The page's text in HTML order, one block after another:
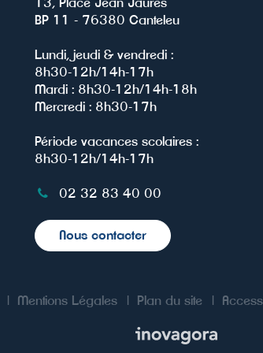
13, Place Jean Jaurès
BP 11 - 76380 Canteleu
Lundi, jeudi & vendredi :
8h30-12h/14h-17h
Mardi : 8h30-12h/14h-18h
Mercredi : 8h30-17h
Période vacances scolaires :
8h30-12h/14h-17h
02 32 83 40 00
Nous contacter
Mentions Légales Plan du site